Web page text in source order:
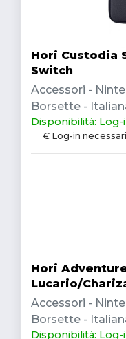
Hori Custodia
Switch
Accessori -
Borsette -
Disponibilità: Log-
€ Log-in
Hori
Lucario/
Accessori -
Borsette -
Disponibilità: Log-